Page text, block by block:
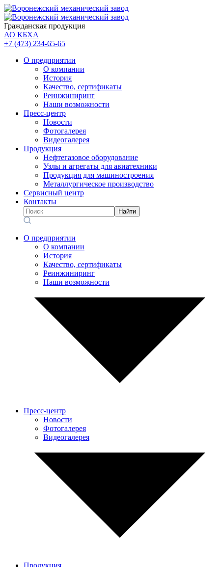
Гражданская продукция
АО КБХА
+7 (473) 234-65-65
О предприятии
О компании
История
Качество, сертификаты
Реинжиниринг
Наши возможности
Пресс-центр
Новости
Фотогалерея
Видеогалерея
Продукция
Нефтегазовое оборудование
Узлы и агрегаты для авиатехники
Продукция для машиностроения
Металлургическое производство
Сервисный центр
Контакты
Найти
О предприятии
О компании
История
Качество, сертификаты
Реинжиниринг
Наши возможности
Пресс-центр
Новости
Фотогалерея
Видеогалерея
Продукция